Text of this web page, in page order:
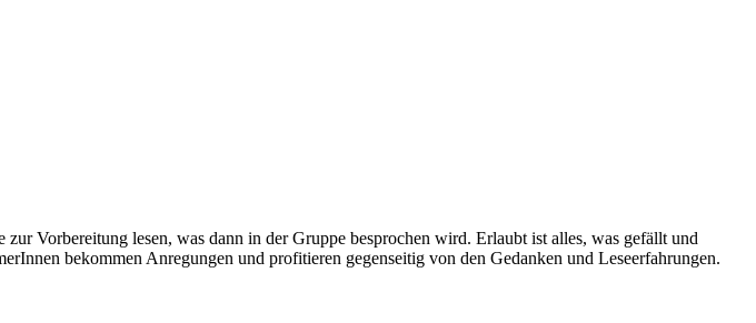
Vorbereitung lesen, was dann in der Gruppe besprochen wird. Erlaubt ist alles, was gefällt und
bekommen Anregungen und profitieren gegenseitig von den Gedanken und Leseerfahrungen.